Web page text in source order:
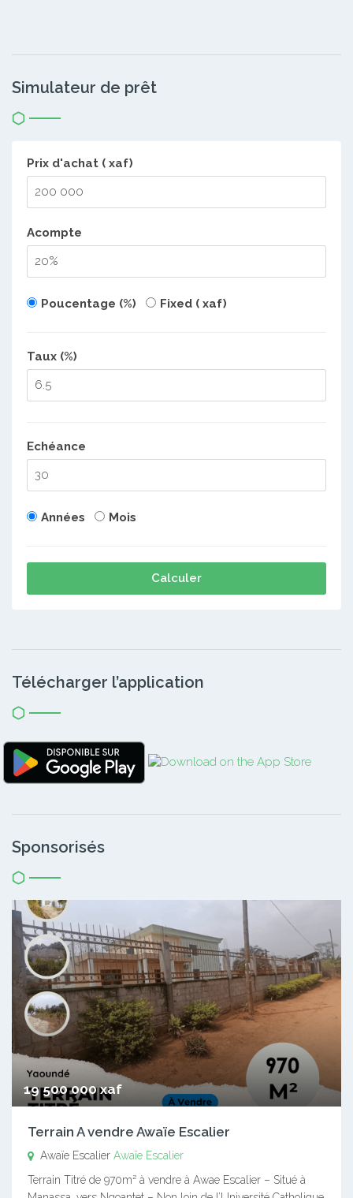
Simulateur de prêt
Prix d'achat ( xaf)
Acompte
Poucentage (%) Fixed ( xaf)
Taux (%)
Echéance
Années Mois
Calculer
Télécharger l’application
Sponsorisés
19 500 000 xaf
Terrain A vendre Awaïe Escalier
Awaïe Escalier Awaïe Escalier
Terrain Titré de 970m² à vendre à Awae Escalier – Situé à